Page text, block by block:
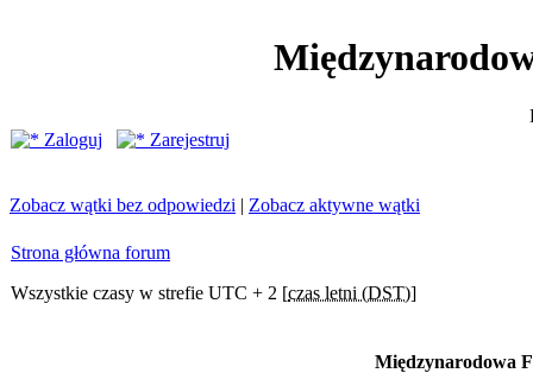
Zaloguj
Zarejestruj
Zobacz wątki bez odpowiedzi | Zobacz aktywne wątki
Strona główna forum
Wszystkie czasy w strefie UTC + 2 [czas letni (DST)]
Międzynarodowa